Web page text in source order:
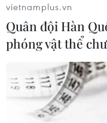
TIN LIÊN QUAN
vietnamplus.vn
Quân đội Hàn
phóng vật thể